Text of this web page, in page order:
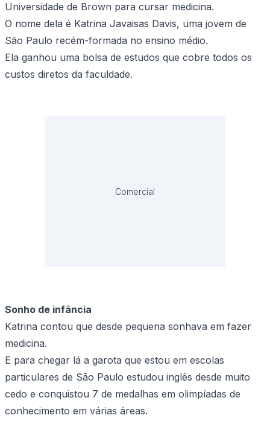
Universidade de Brown para cursar medicina.
O nome dela é Katrina Javaisas Davis, uma jovem de
São Paulo recém-formada no ensino médio.
Ela ganhou uma bolsa de estudos que cobre todos os
custos diretos da faculdade.
Comercial
Sonho de infância
Katrina contou que desde pequena sonhava em fazer
medicina.
E para chegar lá a garota que estou em escolas
particulares de São Paulo estudou inglês desde muito
cedo e conquistou 7 de medalhas em olimpíadas de
conhecimento em várias áreas.